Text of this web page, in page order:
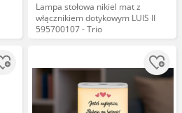
Lampa stołowa nikiel mat z
włącznikiem dotykowym LUIS II
595700107 - Trio